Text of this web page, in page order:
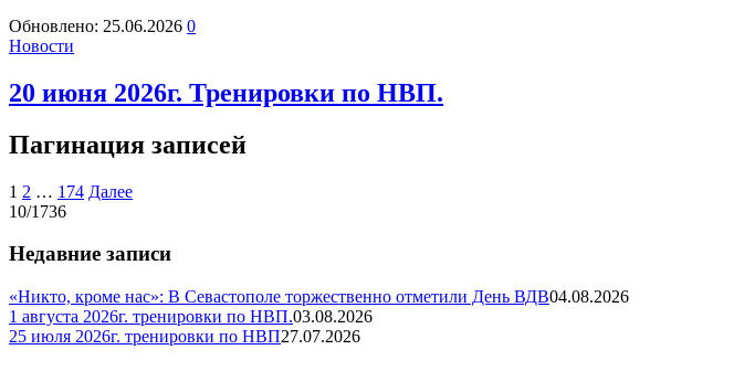
Обновлено: 25.06.2026 0
Новости
20 июня 2026г. Тренировки по НВП.
Пагинация записей
1 2 … 174 Далее
10/1736
Недавние записи
«Никто, кроме нас»: В Севастополе торжественно отметили День ВДВ04.08.2026
1 августа 2026г. тренировки по НВП.03.08.2026
25 июля 2026г. тренировки по НВП27.07.2026